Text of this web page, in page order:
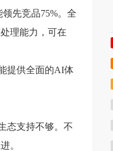
领先竞品75%。全
理能力，可在
提供全面的AI体
态支持不够。不
。